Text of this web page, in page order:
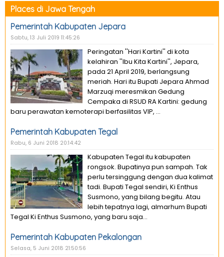
Places di Jawa Tengah
Pemerintah Kabupaten Jepara
Sabtu, 13 Juli 2019 11:45:26
Peringatan ''Hari Kartini'' di kota
kelahiran ''Ibu Kita Kartini'', Jepara,
pada 21 April 2019, berlangsung
meriah. Hari itu Bupati Jepara Ahmad
Marzuqi meresmikan Gedung
Cempaka di RSUD RA Kartini: gedung
baru perawatan kemoterapi berfasilitas VIP, ...
Pemerintah Kabupaten Tegal
Rabu, 6 Juni 2018 20:14:42
Kabupaten Tegal itu kabupaten
rongsok. Bupatinya pun sampah. Tak
perlu tersinggung dengan dua kalimat
tadi. Bupati Tegal sendiri, Ki Enthus
Susmono, yang bilang begitu. Atau
lebih tepatnya lagi, almarhum Bupati
Tegal Ki Enthus Susmono, yang baru saja...
Pemerintah Kabupaten Pekalongan
Selasa, 5 Juni 2018 21:50:56